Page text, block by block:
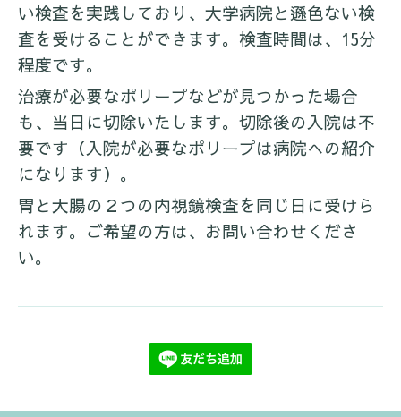
い検査を実践しており、大学病院と遜色ない検
査を受けることができます。検査時間は、15分
程度です。
治療が必要なポリープなどが見つかった場合
も、当日に切除いたします。切除後の入院は不
要です（入院が必要なポリープは病院への紹介
になります）。
胃と大腸の２つの内視鏡検査を同じ日に受けら
れます。ご希望の方は、お問い合わせくださ
い。